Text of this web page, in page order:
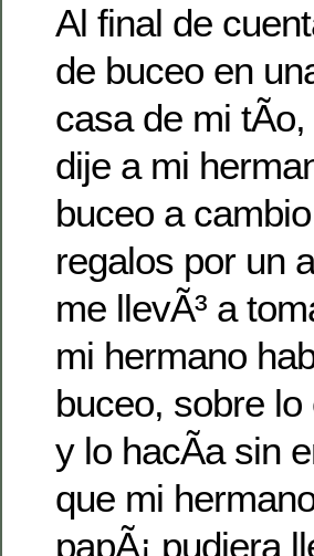
Al final de
de buceo en
casa de mi
dije a mi
buceo a
regalos por un
me llevÃ³ a
mi hermano
buceo, sobre
y lo hacÃ­a sin
que mi
papÃ¡ pudiera